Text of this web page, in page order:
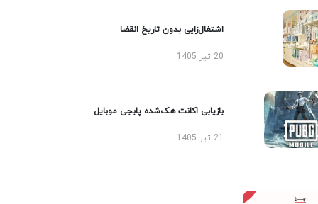
اشتغال‌زایی بدون تاریخ انقضا
20 تیر 1405
بازیابی اکانت هک‌شده پابجی موبایل